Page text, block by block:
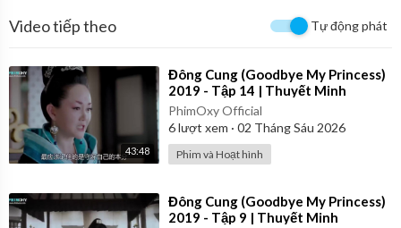
Video tiếp theo Tự động phát
43:48
⁣Đông Cung (Goodbye My Princess)
2019 - Tập 14 | Thuyết Minh
PhimOxy Official
6lượt xem · 02 Tháng Sáu 2026
Phim và Hoạt hình
⁣Đông Cung (Goodbye My Princess)
2019 - Tập 9 | Thuyết Minh